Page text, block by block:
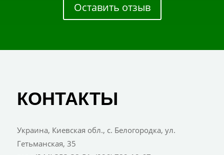
Оставить отзыв
КОНТАКТЫ
Украина, Киевская обл., с. Белогородка, ул.
Гетьманская, 35